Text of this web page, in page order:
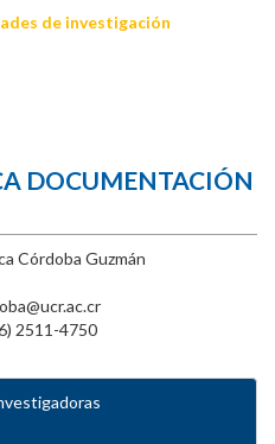
de investigación
DOCUMENTACIÓN
Córdoba Guzmán
2511-4750